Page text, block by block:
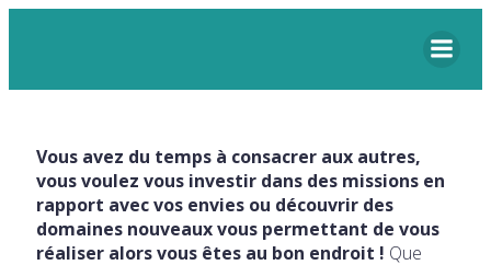
Vous avez du temps à consacrer aux autres,
vous voulez vous investir dans des missions en
rapport avec vos envies ou découvrir des
domaines nouveaux vous permettant de vous
réaliser alors vous êtes au bon endroit ! Que